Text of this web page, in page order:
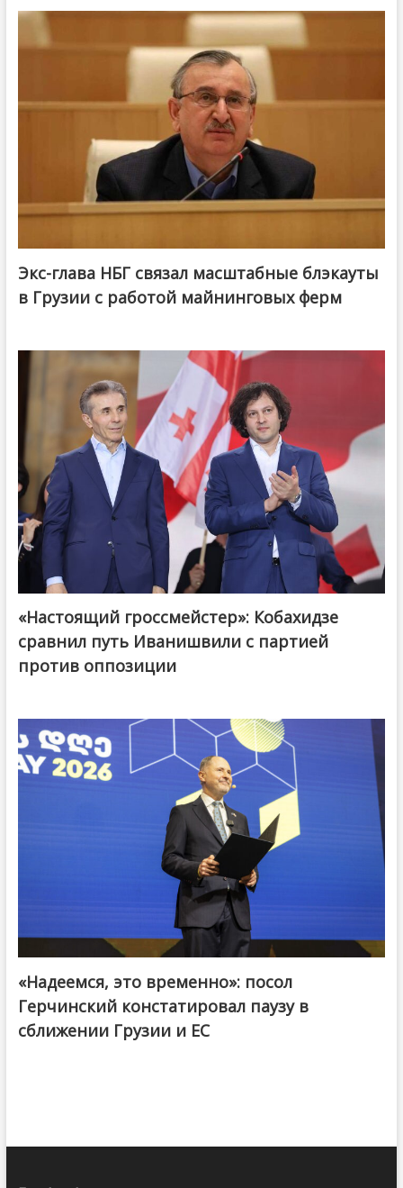
Экс-глава НБГ связал масштабные блэкауты
в Грузии с работой майнинговых ферм
@ქართული ოცნება / Georgian Dream
«Настоящий гроссмейстер»: Кобахидзе
сравнил путь Иванишвили с партией
против оппозиции
«Надеемся, это временно»: посол
Герчинский констатировал паузу в
сближении Грузии и ЕС